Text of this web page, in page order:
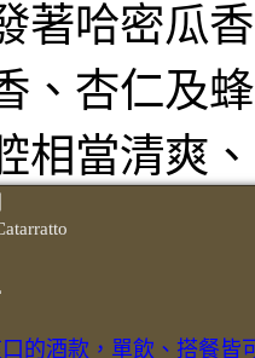
著哈密瓜
、杏仁及
相當清爽
的酒款，單飲、搭餐皆